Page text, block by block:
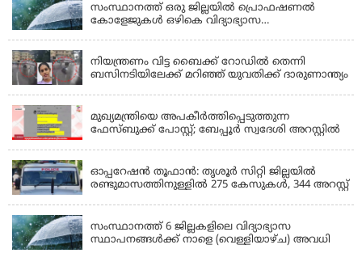
സംസ്ഥാനത്ത് ഒരു ജില്ലയിൽ പ്രൊഫഷണൽ
കോളേജുകൾ ഒഴികെ വിദ്യാഭ്യാസ
നിയന്ത്രണം വിട്ട ബൈക്ക് റോഡിൽ തെന്നി
ബസിനടിയിലേക്ക് മറിഞ്ഞ് യുവതിക്ക് ദാരുണാന്ത്യം
മുഖ്യമന്ത്രിയെ അപകീർത്തിപ്പെടുത്തുന്ന
ഫേസ്‌ബുക്ക് പോസ്റ്റ്; ബേപ്പൂർ സ്വദേശി അറസ്റ്റിൽ
ഓപ്പറേഷൻ തൂഫാൻ: തൃശൂർ സിറ്റി ജില്ലയിൽ
രണ്ടുമാസത്തിനുള്ളിൽ 275 കേസുകൾ, 344 അറസ്റ്റ്
സംസ്ഥാനത്ത് 6 ജില്ലകളിലെ വിദ്യാഭ്യാസ
സ്ഥാപനങ്ങൾക്ക് നാളെ (വെള്ളിയാഴ്ച) അവധി